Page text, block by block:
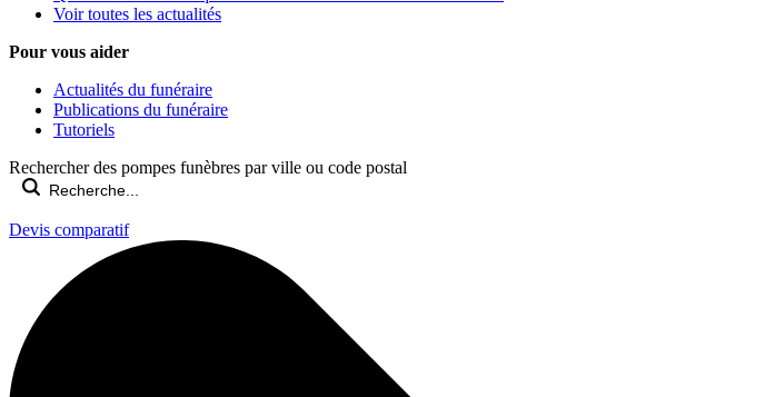
Voir toutes les actualités
Pour vous aider
Actualités du funéraire
Publications du funéraire
Tutoriels
Rechercher des pompes funèbres par ville ou code postal
Devis comparatif